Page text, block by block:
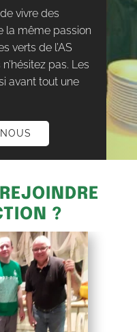
vivre des
la même passion
verts de l’AS
pas. Les
avant tout une
?